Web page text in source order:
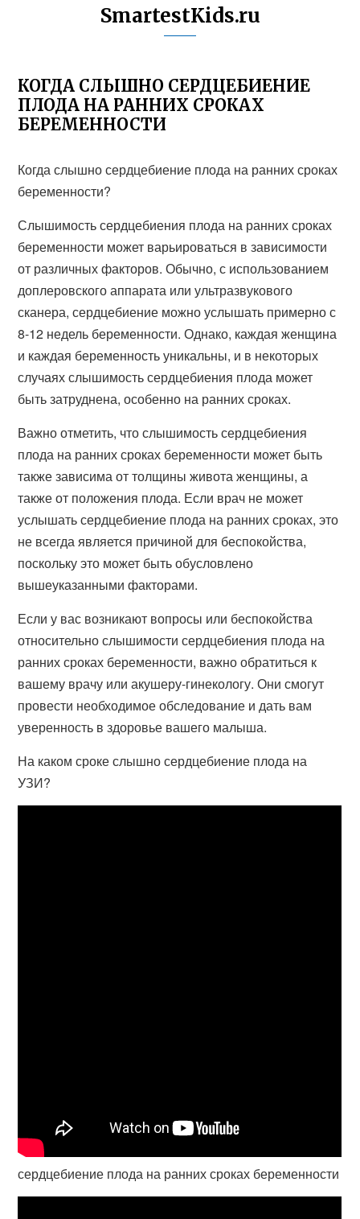
SmartestKids.ru
КОГДА СЛЫШНО СЕРДЦЕБИЕНИЕ
ПЛОДА НА РАННИХ СРОКАХ
БЕРЕМЕННОСТИ
Когда слышно сердцебиение плода на ранних сроках
беременности?
Слышимость сердцебиения плода на ранних сроках
беременности может варьироваться в зависимости
от различных факторов. Обычно, с использованием
доплеровского аппарата или ультразвукового
сканера, сердцебиение можно услышать примерно с
8-12 недель беременности. Однако, каждая женщина
и каждая беременность уникальны, и в некоторых
случаях слышимость сердцебиения плода может
быть затруднена, особенно на ранних сроках.
Важно отметить, что слышимость сердцебиения
плода на ранних сроках беременности может быть
также зависима от толщины живота женщины, а
также от положения плода. Если врач не может
услышать сердцебиение плода на ранних сроках, это
не всегда является причиной для беспокойства,
поскольку это может быть обусловлено
вышеуказанными факторами.
Если у вас возникают вопросы или беспокойства
относительно слышимости сердцебиения плода на
ранних сроках беременности, важно обратиться к
вашему врачу или акушеру-гинекологу. Они смогут
провести необходимое обследование и дать вам
уверенность в здоровье вашего малыша.
На каком сроке слышно сердцебиение плода на
УЗИ?
сердцебиение плода на ранних сроках беременности